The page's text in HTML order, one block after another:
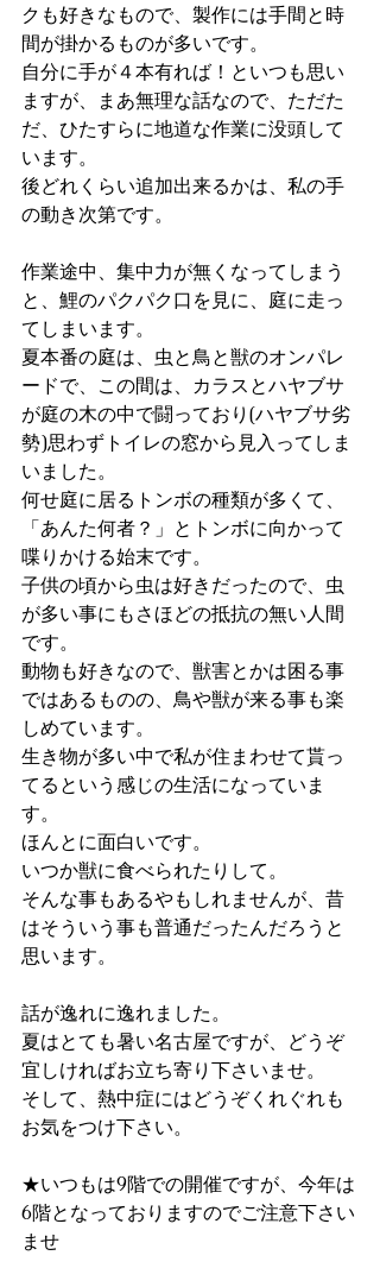
クも好きなもので、製作には手間と時
間が掛かるものが多いです。
自分に手が４本有れば！といつも思い
ますが、まあ無理な話なので、ただた
だ、ひたすらに地道な作業に没頭して
います。
後どれくらい追加出来るかは、私の手
の動き次第です。
作業途中、集中力が無くなってしまう
と、鯉のパクパク口を見に、庭に走っ
てしまいます。
夏本番の庭は、虫と鳥と獣のオンパレ
ードで、この間は、カラスとハヤブサ
が庭の木の中で闘っており(ハヤブサ劣
勢)思わずトイレの窓から見入ってしま
いました。
何せ庭に居るトンボの種類が多くて、
「あんた何者？」とトンボに向かって
喋りかける始末です。
子供の頃から虫は好きだったので、虫
が多い事にもさほどの抵抗の無い人間
です。
動物も好きなので、獣害とかは困る事
ではあるものの、鳥や獣が来る事も楽
しめています。
生き物が多い中で私が住まわせて貰っ
てるという感じの生活になっていま
す。
ほんとに面白いです。
いつか獣に食べられたりして。
そんな事もあるやもしれませんが、昔
はそういう事も普通だったんだろうと
思います。
話が逸れに逸れました。
夏はとても暑い名古屋ですが、どうぞ
宜しければお立ち寄り下さいませ。
そして、熱中症にはどうぞくれぐれも
お気をつけ下さい。
★いつもは9階での開催ですが、今年は
6階となっておりますのでご注意下さい
ませ